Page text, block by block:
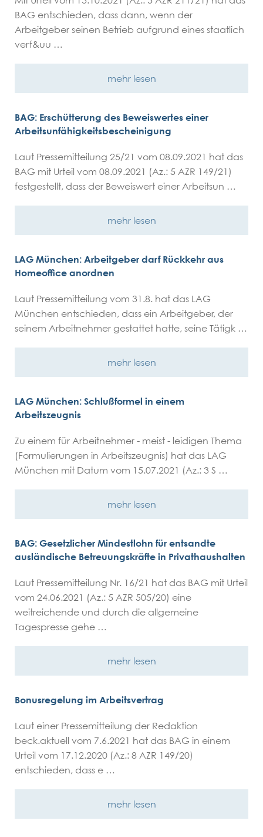
BAG entschieden, dass dann, wenn der
Arbeitgeber seinen Betrieb aufgrund eines staatlich
verf&uu …
mehr lesen
BAG: Erschütterung des Beweiswertes einer
Arbeitsunfähigkeitsbescheinigung
Laut Pressemitteilung 25/21 vom 08.09.2021 hat das
BAG mit Urteil vom 08.09.2021 (Az.: 5 AZR 149/21)
festgestellt, dass der Beweiswert einer Arbeitsun …
mehr lesen
LAG München: Arbeitgeber darf Rückkehr aus
Homeoffice anordnen
Laut Pressemitteilung vom 31.8. hat das LAG
München entschieden, dass ein Arbeitgeber, der
seinem Arbeitnehmer gestattet hatte, seine Tätigk …
mehr lesen
LAG München: Schlußformel in einem
Arbeitszeugnis
Zu einem für Arbeitnehmer - meist - leidigen Thema
(Formulierungen in Arbeitszeugnis) hat das LAG
München mit Datum vom 15.07.2021 (Az.: 3 S …
mehr lesen
BAG: Gesetzlicher Mindestlohn für entsandte
ausländische Betreuungskräfte in Privathaushalten
Laut Pressemitteilung Nr. 16/21 hat das BAG mit Urteil
vom 24.06.2021 (Az.: 5 AZR 505/20) eine
weitreichende und durch die allgemeine
Tagespresse gehe …
mehr lesen
Bonusregelung im Arbeitsvertrag
Laut einer Pressemitteilung der Redaktion
beck.aktuell vom 7.6.2021 hat das BAG in einem
Urteil vom 17.12.2020 (Az.: 8 AZR 149/20)
entschieden, dass e …
mehr lesen